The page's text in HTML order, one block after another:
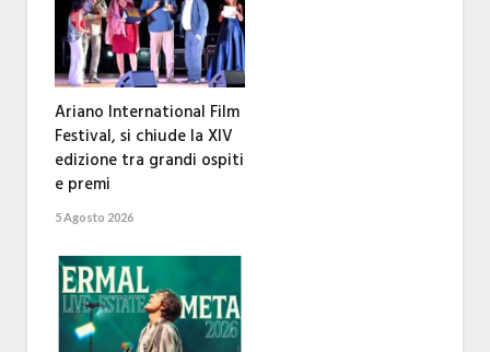
Ariano International Film
Festival, si chiude la XIV
edizione tra grandi ospiti
e premi
5 Agosto 2026